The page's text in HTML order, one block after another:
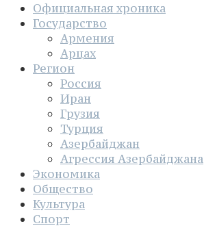
Официальная хроника
Государство
Армения
Арцах
Регион
Россия
Иран
Грузия
Турция
Азербайджан
Агрессия Азербайджана
Экономика
Общество
Культура
Спорт